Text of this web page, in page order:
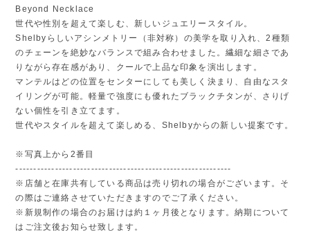
Beyond Necklace
世代や性別を超えて楽しむ、新しいジュエリースタイル。
Shelbyらしいアシンメトリー（非対称）の美学を取り入れ、2種類
のチェーンを絶妙なバランスで組み合わせました。繊細な細さであ
りながら存在感があり、クールで上品な印象を演出します。
マンテルはどの位置をセンターにしても美しく決まり、自由なスタ
イリングが可能。軽量で強度にも優れたブラックチタンが、さりげ
ない個性を引き立てます。
世代やスタイルを超えて楽しめる、Shelbyからの新しい提案です。
※写真上から2番目
------------------------------------------------------------
※店舗と在庫共有している商品は売り切れの場合がございます。そ
の際はご連絡させていただきますのでご了承ください。
※新規制作の場合のお届けは約１ヶ月後となります。納期について
はご注文後お知らせ致します。